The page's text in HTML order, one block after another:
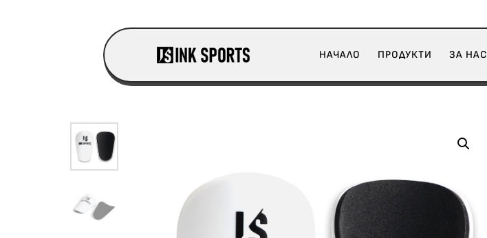
НАЧАЛО ПРОДУКТИ ЗА НАС